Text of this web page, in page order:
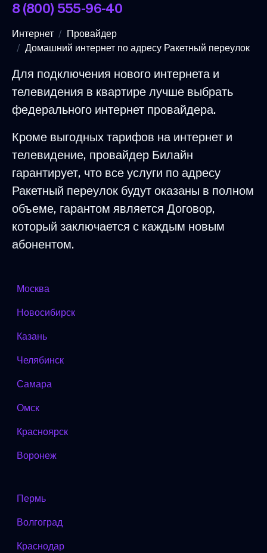
8 (800) 555-96-40
Интернет
Провайдер
Домашний интернет по адресу Ракетный переулок
Для подключения нового интернета и
телевидения в квартире лучше выбрать
федерального интернет провайдера.
Кроме выгодных тарифов на интернет и
телевидение, провайдер Билайн
гарантирует, что все услуги по адресу
Ракетный переулок будут оказаны в полном
объеме, гарантом является Договор,
который заключается с каждым новым
абонентом.
Москва
Новосибирск
Казань
Челябинск
Самара
Омск
Красноярск
Воронеж
Пермь
Волгоград
Краснодар